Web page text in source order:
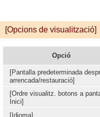
[Opcions de visualització]
Opció
[Pantalla predeterminada
arrencada/restauració]
[Ordre visualitz. botons a
Inici]
[Idioma]